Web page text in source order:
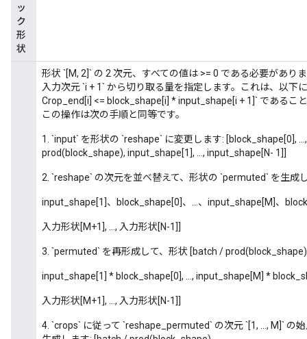
ッ
ク
形
状
形状 `[M, 2]` の 2 次元、すべての値は >= 0 である必要があり
入力次元 `i + 1` から切り取る量を指定します。これは、以下
Crop_end[i] <= block_shape[i] * input_shape[i + 1]` であるこ
この操作は次の手順と同等です。
1. `input` を形状の `reshape` に変更します: [block_shape[0],
prod(block_shape), input_shape[1], ..., input_shape[N- 1]]
2. `reshape` の次元を並べ替えて、形状の `permuted` を生
input_shape[1]、block_shape[0]、...、input_shape[M]、
入力形状[M+1], ..., 入力形状[N-1]]
3. `permuted` を再形成して、形状 [batch /
input_shape[1] * block_shape[0], ..., input_shape[M] *
入力形状[M+1], ..., 入力形状[N-1]]
4. `crops` に従って `reshape_permuted` の次元 `[1, ..., M]` の